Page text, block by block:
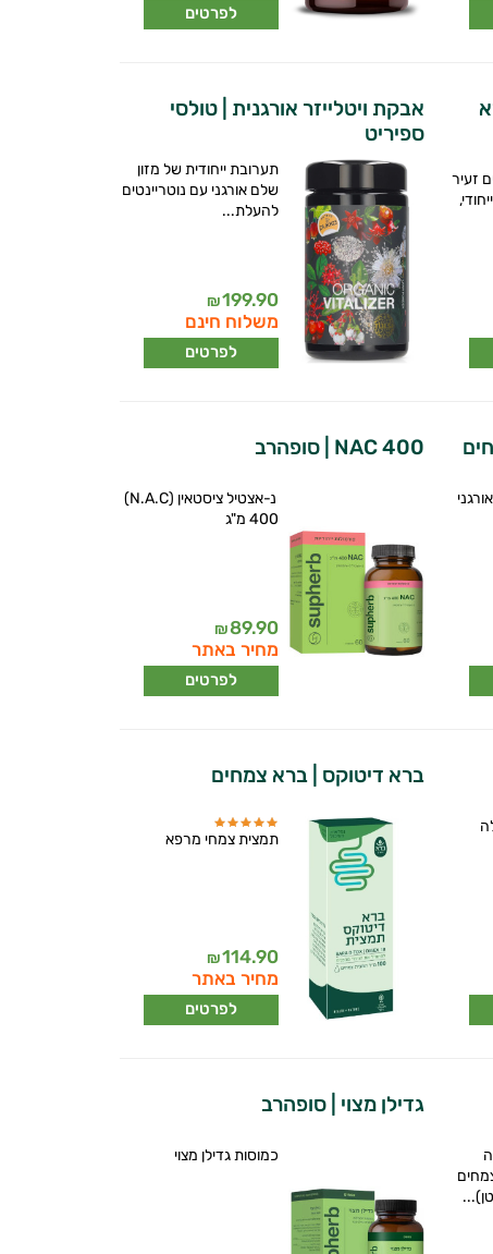
לפרטים
זעיר
אבקת ויטלייזר אורגנית | טולסי
ספיריט
תערובת ייחודית של מזון
שלם אורגני עם נוטריינטים
להעלת...
199.90
₪
משלוח חינם
לפרטים
NAC 400 | סופהרב
נ-אצטיל ציסטאין (N.A.C)
400 מ"ג
89.90
₪
מחיר באתר
לפרטים
ברא דיטוקס | ברא צמחים
תמצית צמחי מרפא
114.90
₪
מחיר באתר
לפרטים
גדילן מצוי | סופהרב
כמוסות גדילן מצוי